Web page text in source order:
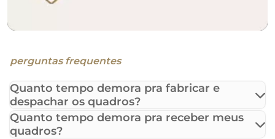
perguntas frequentes
Quanto tempo demora pra fabricar e
despachar os quadros?
Quanto tempo demora pra receber meus
quadros?